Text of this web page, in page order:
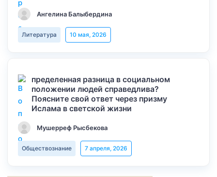
Ангелина Балыбердина
Литература 10 мая, 2026
пределенная разница в социальном
положении людей справедлива?
Поясните свой ответ через призму
Ислама в светской жизни
Мушерреф Рысбекова
Обществознание 7 апреля, 2026